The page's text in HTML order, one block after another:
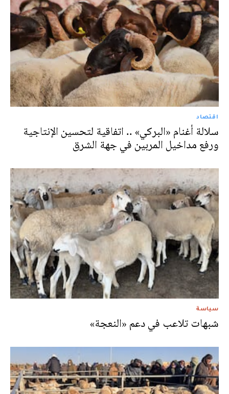
اقتصاد
سلالة أغنام «البركي» .. اتفاقية لتحسين الإنتاجية
ورفع مداخيل المربين في جهة الشرق
سياسة
شبهات تلاعب في دعم «النعجة»